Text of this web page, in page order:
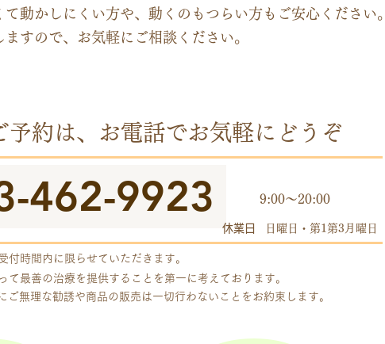
動かしにくい方や、動くのもつらい方もご安心ください。
すので、お気軽にご相談ください。
予約は、お電話でお気軽にどうぞ
462-9923 9:00～20:00
休業日 日曜日・第1第3月曜日
付時間内に限らせていただきます。
て最善の治療を提供することを第一に考えております。
ご無理な勧誘や商品の販売は一切行わないことをお約束します。